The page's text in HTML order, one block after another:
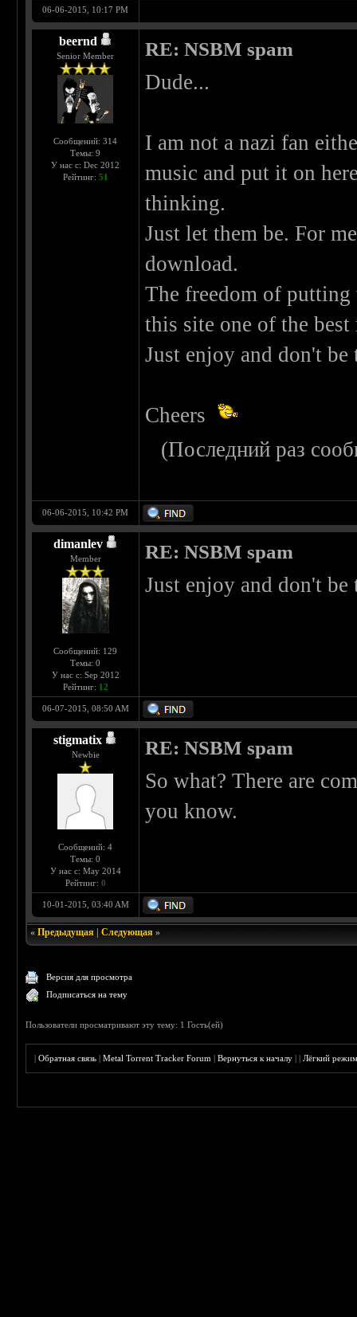
06-06-2015, 10:17 PM
beernd
Senior Member
Сообщений: 314
Темы: 9
У нас с: Dec 2012
Рейтинг: 51
RE: NSBM spam
Dude...
I am not a nazi fan
music and put it on
thinking.
Just let them be. For
download.
The freedom of
this site one of the
Just enjoy and don't
Cheers
(Последний раз
06-06-2015, 10:42 PM
dimanlev
Member
Сообщений: 129
Темы: 0
У нас с: Sep 2012
Рейтинг: 12
RE: NSBM spam
Just enjoy and don't
06-07-2015, 08:50 AM
stigmatix
Newbie
Сообщений: 4
Темы: 0
У нас с: May 2014
Рейтинг: 0
RE: NSBM spam
So what? There are
you know.
10-01-2015, 03:40 AM
«Предыдущая |Следующая »
Версия для просмотра
Подписаться на тему
Пользователи просматривают эту тему: 1 Гость(ей)
|Обратная связь |Metal Torrent Tracker Forum |Вернуться к началу ||Лёгкий